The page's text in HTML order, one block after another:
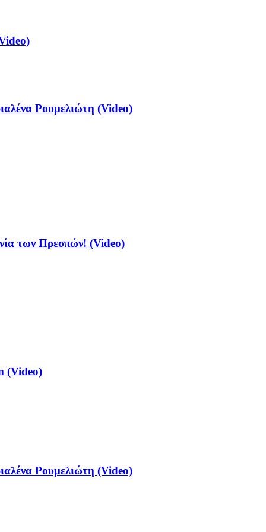
Ρουμελιώτη (Video)
των Πρεσπών! (Video)
(Video)
Ρουμελιώτη (Video)